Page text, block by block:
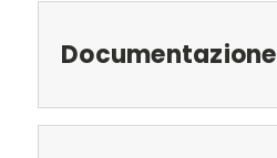
Documentazione